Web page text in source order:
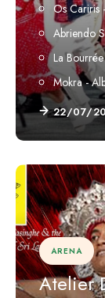
Os Cariris
Abriendo
La
Mokra -
22/07/
ARENA
Atelier